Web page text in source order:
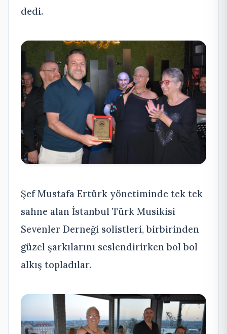
dedi.
Şef Mustafa Ertürk yönetiminde tek tek
sahne alan İstanbul Türk Musikisi
Sevenler Derneği solistleri, birbirinden
güzel şarkılarını seslendirirken bol bol
alkış topladılar.